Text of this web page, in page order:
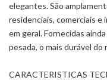
elegantes. São
residenciais, comerciais e
em geral. Fornecidas
pesada, o mais durável do
CARACTERISTICAS